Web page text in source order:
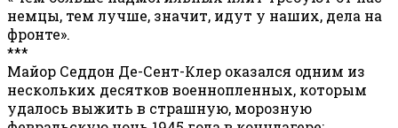
немцы, тем лучше, значит, идут у наших, дела на
фронте».
***
Майор Седдон Де-Сент-Клер оказался одним из
нескольких десятков военнопленных, которым
удалось выжить в страшную, морозную